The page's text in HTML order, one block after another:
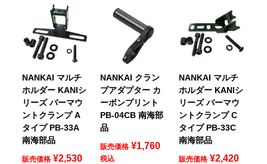
NANKAI マルチ
ホルダー KANIシ
リーズ バーマウ
ントクランプ A
タイプ PB-33A
南海部品
販売価格 ¥2,530
NANKAI クラン
プアダプター カ
ーボンプリント
PB-04CB 南海部
品
販売価格 ¥1,760
税込
NANKAI マルチ
ホルダー KANIシ
リーズ バーマウ
ントクランプ C
タイプ PB-33C
南海部品
販売価格 ¥2,420